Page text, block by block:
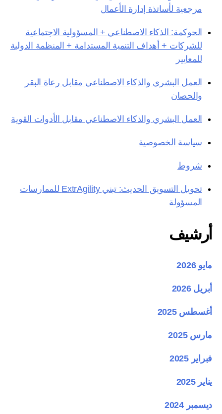
مرجعية لأساتذة إدارة الأعمال
الحوكمة: الذكاء الاصطناعي + المسؤولية الاجتماعية
للشركات + أهداف التنمية المستدامة + المنظمة الدولية
للمعايير
العمل البشري والذكاء الاصطناعي مقابل رعاة البقر
والحصان
العمل البشري والذكاء الاصطناعي مقابل الأدوات القوية
سياسة الخصوصية
شروط
تحويل التسويق الحديث: تبني ExtrAgility للممارسات
المسؤولة
أرشيف
مايو 2026
أبريل 2026
أغسطس 2025
مارس 2025
فبراير 2025
يناير 2025
ديسمبر 2024